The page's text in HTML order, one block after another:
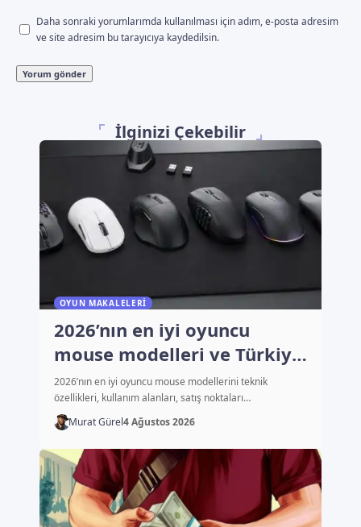
Daha sonraki yorumlarımda kullanılması için adım, e-posta adresim
ve site adresim bu tarayıcıya kaydedilsin.
İlginizi Çekebilir
OYUN MAKALELERI
2026’nın en iyi oyuncu
mouse modelleri ve Türkiye
fiyatları
2026’nın en iyi oyuncu mouse modellerini teknik
özellikleri, kullanım alanları, satış noktaları…
Murat Gürel4 Ağustos 2026